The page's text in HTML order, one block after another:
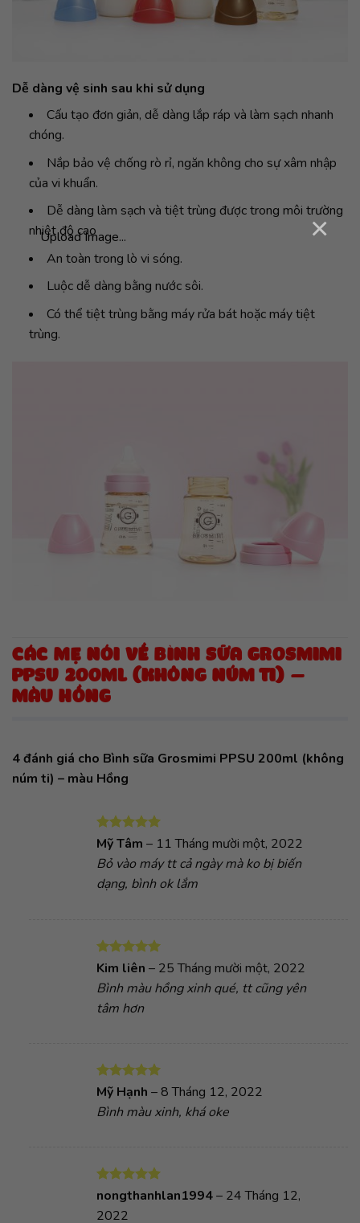
Upload Image... ×
Dễ dàng vệ sinh sau khi sử dụng
Cấu tạo đơn giản, dễ dàng lắp ráp và làm sạch nhanh
chóng.
Nắp bảo vệ chống rò rỉ, ngăn không cho sự xâm nhập
của vi khuẩn.
Dễ dàng làm sạch và tiệt trùng được trong môi trường
nhiệt độ cao
An toàn trong lò vi sóng.
Luộc dễ dàng bằng nước sôi.
Có thể tiệt trùng bằng máy rửa bát hoặc máy tiệt
trùng.
CÁC MẸ NÓI VỀ BÌNH SỮA GROSMIMI
PPSU 200ML (KHÔNG NÚM TI) –
MÀU HỒNG
4 đánh giá cho Bình sữa Grosmimi PPSU 200ml (không
núm ti) – màu Hồng
Được xếp
hạng
sao
Mỹ Tâm – 11 Tháng mười một, 2022
Bỏ vào máy tt cả ngày mà ko bị biến
dạng, bình ok lắm
Được xếp
sao
Kim liên – 25 Tháng mười một, 2022
Bình màu hồng xinh qué, tt cũng yên
tâm hơn
Được xếp
hạng 5
sao
Mỹ Hạnh – 8 Tháng 12, 2022
Bình màu xinh, khá oke
Được xếp
hạng
sao
nongthanhlan1994– 24 Tháng 12,
2022